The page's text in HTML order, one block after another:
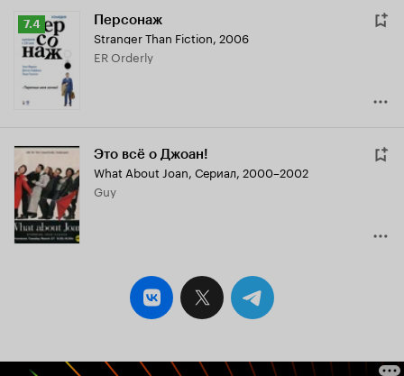
Рейтинг
Кинопоиска
7.4
7.4 Персонаж
Stranger Than Fiction, 2006
ER Orderly
Это всё о Джоан!
What About Joan, Сериал, 2000–2002
Guy